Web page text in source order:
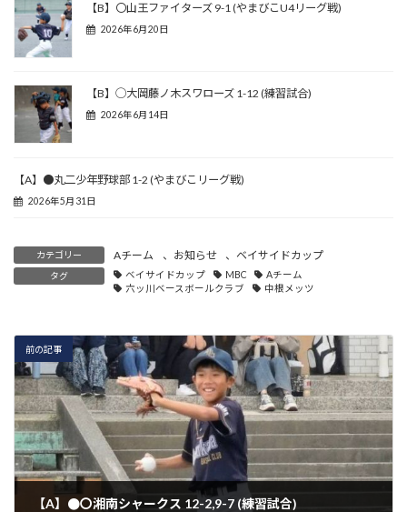
【B】〇山王ファイターズ 9-1 (やまびこU4リーグ戦)
2026年6月20日
【B】◯大岡藤ノ木スワローズ 1-12 (練習試合)
2026年6月14日
【A】●丸二少年野球部 1-2 (やまびこリーグ戦)
2026年5月31日
カテゴリー Aチーム 、 お知らせ 、 ベイサイドカップ
タグ ベイサイドカップ MBC
Aチーム
六ッ川ベースボールクラブ
中根メッツ
前の記事
【A】●〇湘南シャークス 12-2,9-7 (練習試合)